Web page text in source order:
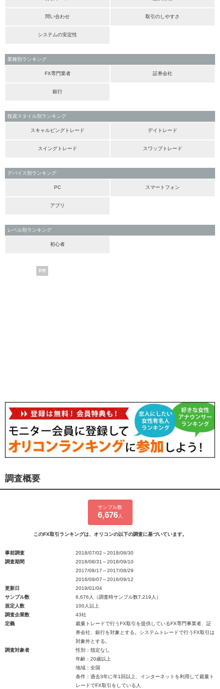
問い合わせ 取引のしやすさ
システムの安定性
業種別ランキング
FX専門業者 証券会社
銀行
投資スタイル別ランキング
スキャルピングトレード デイトレード
スイングトレード スワップトレード
デバイス別ランキング
PC スマートフォン
アプリ
レベル別ランキング
初心者
PR
調査概要
サンプル数
6,676人
このFX取引ランキングは、オリコンの以下の調査に基づいています。
事前調査
2018/07/02～2018/08/30
調査期間
2018/08/31～2018/09/10
2017/08/17～2017/08/29
2016/09/07～2016/09/12
更新日
2019/01/04
サンプル数
6,676人（調査時サンプル数7,219人）
規定人数
100人以上
調査企業数
43社
定義
裁量トレードで行うFX取引を提供しているFX専門事業者、証
券会社、銀行を対象とする。システムトレードで行うFX取引は
対象外とする。
調査対象者
性別：指定なし
年齢：20歳以上
地域：全国
条件：過去3年に年1回以上、インターネットを利用して裁量ト
レードでFX取引をしている人